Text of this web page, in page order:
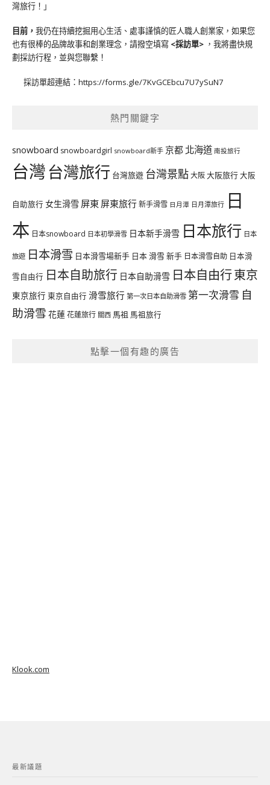
灣旅行！」
目前， 我仍在持續挖掘用心生活、處事謹慎的匠人職人創業家，如果您
也有很棒的品牌故事和創業理念，請撥空填寫 <採訪單> ，我將盡快規
劃採訪行程，並與您聯繫！
採訪單超連結： https://forms.gle/7KvGCEbcu7U7ySuN7
熱門關鍵字
snowboard snowboardgirl snowboard新手 京都 北海道 南投旅行
台灣台灣旅行 台灣旅遊 台灣景點大阪大阪旅行大阪
自助旅行 女生滑雪 屏東 屏東旅行新手滑雪 日月潭 日月潭旅行 日
本 日本snowboard 日本初學滑雪 日本新手滑雪 日本旅行 日本
旅遊 日本滑雪 日本滑雪場新手 日本 滑雪 新手 日本滑雪自助 日本滑
雪自由行 日本自助旅行 日本自助滑雪 日本自由行東京
東京旅行 東京自由行 滑雪旅行 第一次日本自助滑雪 第一次滑雪 自
助滑雪 花蓮花蓮旅行 關西 馬祖 馬祖旅行
點擊一個有趣的廣告
Klook.com
最新議題